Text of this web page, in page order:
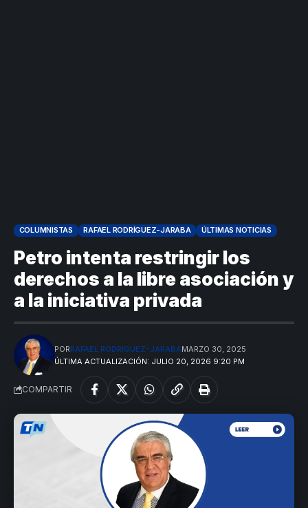
COLUMNISTAS RAFAEL RODRÍGUEZ-JARABA ÚLTIMAS NOTICIAS
Petro intenta restringir los
derechos a la libre asociación y
a la iniciativa privada
ÚLTIMA ACTUALIZACIÓN: JULIO 20, 2026 9:20 PM
PORRAFAEL RODRÍGUEZ-JARABAMARZO 30, 2025
COMPARTIR